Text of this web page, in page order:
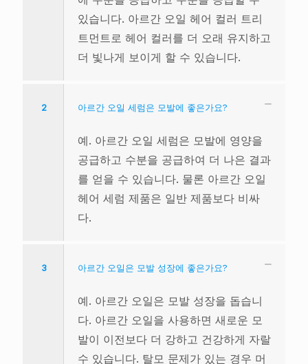
있습니다. 아르간 오일 헤어 컬러 트리
트먼트로 헤어 컬러를 더 오래 유지하고
더 빛나게 보이게 할 수 있습니다.
2 아르간 오일 세럼은 모발에 좋은가요?
예. 아르간 오일 세럼은 모발에 영양을
공급하고 수분을 공급하여 더 나은 결과
를 얻을 수 있습니다. 물론 아르간 오일
헤어 세럼 제품은 일반 제품보다 비싸
다.
3 아르간 오일은 모발 성장에 좋은가요?
예. 아르간 오일은 모발 성장을 돕습니
다. 아르간 오일을 사용하면 새로운 모
발이 이전보다 더 강하고 건강하게 자랄
수 있습니다. 탈모 문제가 있는 경우 머